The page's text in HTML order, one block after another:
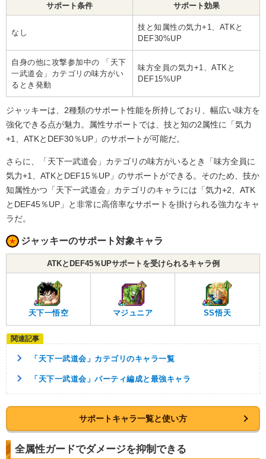
サポート条件 サポート効果
なし
技と知属性の気力+1、ATKと
DEF30%UP
自身の他に攻撃参加中の 「天下
一武道会」カテゴリの味方がい
るとき発動
味方全員の気力+1、ATKと
DEF15%UP
ジャッキーは、2種類のサポート性能を所持しており、幅広い味方を
強化できる点が魅力。属性サポートでは、技と知の2属性に「気力
+1、ATKとDEF30％UP」のサポートが可能だ。
さらに、「天下一武道会」カテゴリの味方がいるとき「味方全員に
気力+1、ATKとDEF15％UP」のサポートができる。そのため、技か
知属性かつ「天下一武道会」カテゴリのキャラには「気力+2、ATK
とDEF45％UP」と非常に高倍率なサポートを掛けられる強力なキャ
ラだ。
ジャッキーのサポート対象キャラ
ATKとDEF45％UPサポートを受けられるキャラ例
天下一悟空 マジュニア SS悟天
「天下一武道会」カテゴリのキャラ一覧
「天下一武道会」パーティ編成と最強キャラ
サポートキャラ一覧と使い方
全属性ガードでダメージを抑制できる